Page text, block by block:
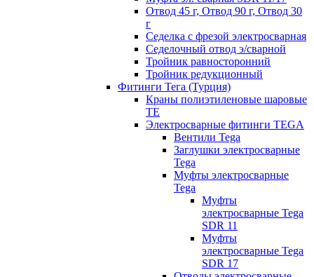
Отвод 45 г, Отвод 90 г, Отвод 30
г
Седелка с фрезой электросварная
Седелочный отвод э/сварной
Тройник равносторонний
Тройник редукционный
Фитинги Тега (Турция)
Краны полиэтиленовые шаровые
TE
Электросварные фитинги TEGA
Вентили Tega
Заглушки электросварные
Tega
Муфты электросварные
Tega
Муфты
электросварные Tega
SDR 11
Муфты
электросварные Tega
SDR 17